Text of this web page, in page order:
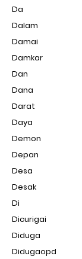
Da
Dalam
Damai
Damkar
Dan
Dana
Darat
Daya
Demon
Depan
Desa
Desak
Di
Dicurigai
Diduga
Didugaopd